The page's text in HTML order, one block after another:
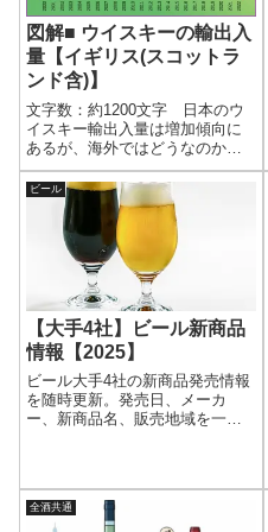
図解■ ウイスキーの輸出入
量【イギリス(スコットラ
ンド含)】
文字数：約1200文字 日本のウ
イスキー輸出入量は増加傾向に
あるが、海外ではどうなのか。5
大ウイスキー大国の1つであるス
コットランド(イギリスに含まれ
る)を見てみよう。 イギリス政
府の貿易データをもとにまとめ
た。つまりスコッチウイスキー
ビール
【大手4社】ビール新商品
情報【2025】
ビール大手4社の新商品発売情報
を随時更新。発売日、メーカ
ー、新商品名、販売地域を一覧
ムーズ。新商品をまとめてチェ
ックしたい人に向けたページ。
全酒共通